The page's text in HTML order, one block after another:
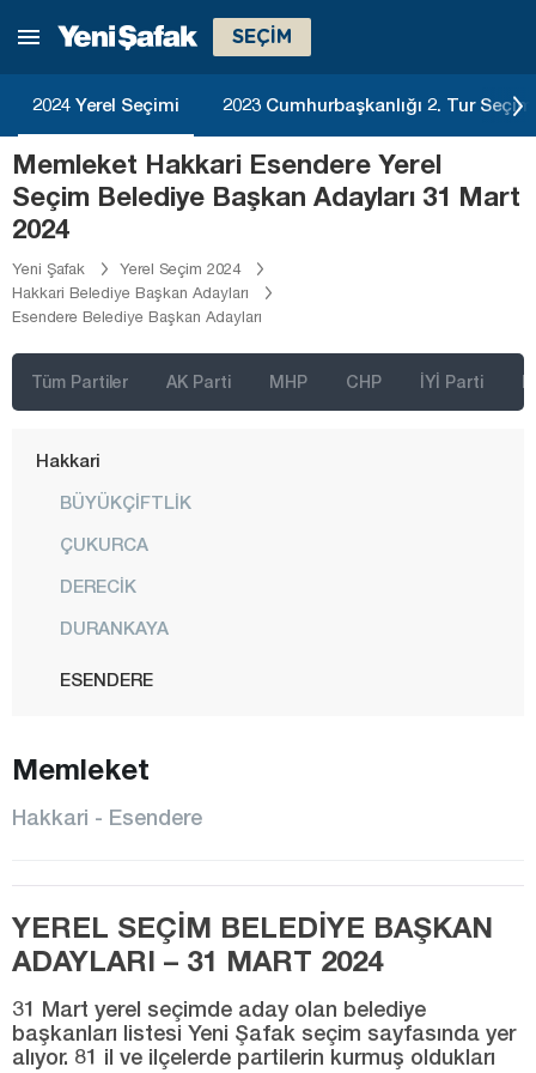
SEÇİM
2024 Yerel Seçimi 2023 Cumhurbaşkanlığı 2. Tur
Memleket Hakkari Esendere Yerel
Seçim Belediye Başkan Adayları 31 Mart
2024
Yeni Şafak
Yerel Seçim 2024
Hakkari Belediye Başkan Adayları
Esendere Belediye Başkan Adayları
Tüm Partiler AK Parti MHP CHP İYİ Parti
Diyarbakır
Düzce
Edirne
Elazığ
Erzincan
Erzurum
Eskişehir
Gaziantep
Gümüşhane
Hakkari
BÜYÜKÇİFTLİK
ÇUKURCA
DERECİK
DURANKAYA
ESENDERE
ŞEMDİNLİ
YÜKSEKOVA
Iğdır
Isparta
Kahramanmaraş
Karabük
Karaman
Memleket
Hakkari - Esendere
YEREL SEÇİM BELEDİYE BAŞKAN
ADAYLARI – 31 MART 2024
31 Mart yerel seçimde aday olan belediye
başkanları listesi Yeni Şafak seçim sayfasında yer
alıyor. 81 il ve ilçelerde partilerin kurmuş oldukları